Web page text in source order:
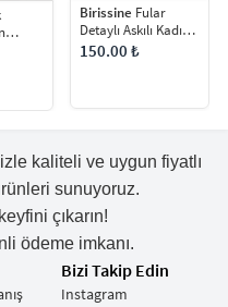
Birissine Fular
Detaylı Askılı Kadın
El ve Omuz Çantası
150.00 ₺
kaliteli ve uygun fiyatlı
sunuyoruz.
çıkarın!
ödeme imkanı.
Bizi Takip Edin
Instagram